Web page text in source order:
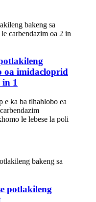
oa imidacloprid
in 1
e ka ba tlhahlobo ea
le lebese la poli
potlakileng